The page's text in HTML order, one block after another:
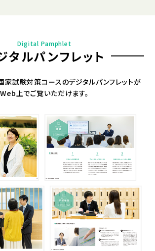
Digital Pamphlet
タルパンフレット
試験対策コースのデジタルパンフレットが
Web上でご覧いただけます。